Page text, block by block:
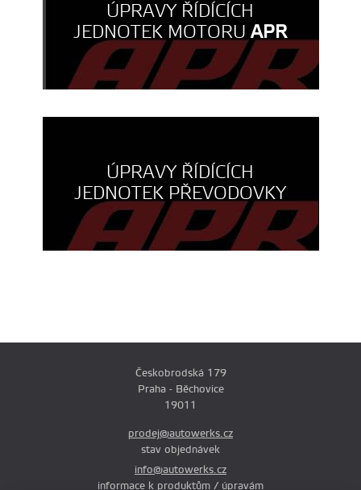
ÚPRAVY ŘÍDÍCÍCH
JEDNOTEK MOTORUAPR
ÚPRAVY ŘÍDÍCÍCH
JEDNOTEK PŘEVODOVKY
Českobrodská 179
Praha - Běchovice
19011
prodej@autowerks.cz
stav objednávek
info@autowerks.cz
informace k produktům / úpravám